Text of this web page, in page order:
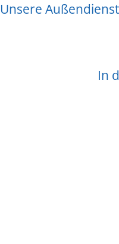
Unsere
In